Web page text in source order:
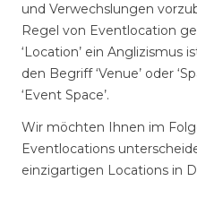
und Verwechslungen
Regel von Eventlocation
‘Location’ ein Anglizismus
den Begriff ‘Venue’ oder
‘Event Space’.
Wir möchten Ihnen im
Eventlocations
einzigartigen Locations in